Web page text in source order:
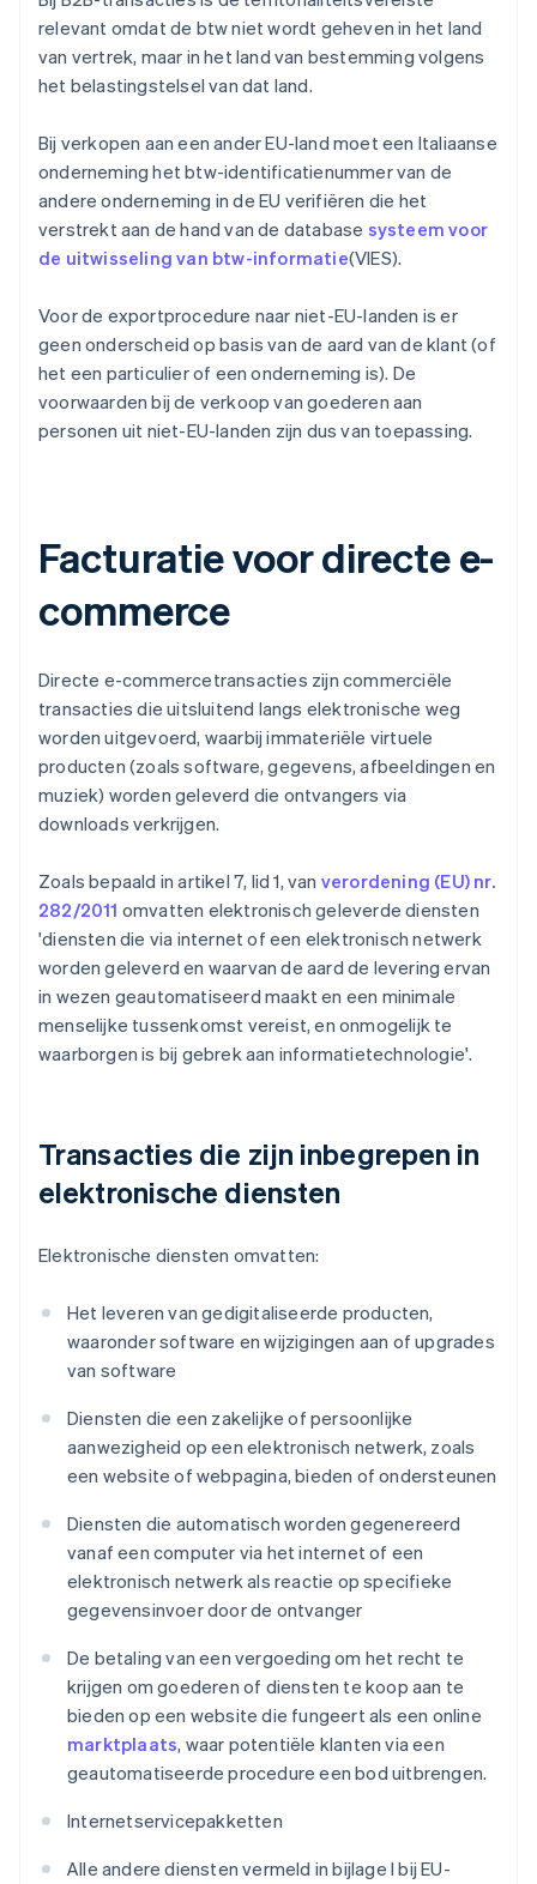
relevant omdat de btw niet wordt geheven in het land
van vertrek, maar in het land van bestemming volgens
het belastingstelsel van dat land.
Bij verkopen aan een ander EU-land moet een Italiaanse
onderneming het btw-identificatienummer van de
andere onderneming in de EU verifiëren die het
verstrekt aan de hand van de database systeem voor
de uitwisseling van btw-informatie(VIES).
Voor de exportprocedure naar niet-EU-landen is er
geen onderscheid op basis van de aard van de klant (of
het een particulier of een onderneming is). De
voorwaarden bij de verkoop van goederen aan
personen uit niet-EU-landen zijn dus van toepassing.
Facturatie voor directe e-
commerce
Directe e-commercetransacties zijn commerciële
transacties die uitsluitend langs elektronische weg
worden uitgevoerd, waarbij immateriële virtuele
producten (zoals software, gegevens, afbeeldingen en
muziek) worden geleverd die ontvangers via
downloads verkrijgen.
Zoals bepaald in artikel 7, lid 1, van verordening (EU) nr.
282/2011 omvatten elektronisch geleverde diensten
'diensten die via internet of een elektronisch netwerk
worden geleverd en waarvan de aard de levering ervan
in wezen geautomatiseerd maakt en een minimale
menselijke tussenkomst vereist, en onmogelijk te
waarborgen is bij gebrek aan informatietechnologie'.
Transacties die zijn inbegrepen in
elektronische diensten
Elektronische diensten omvatten:
Het leveren van gedigitaliseerde producten,
waaronder software en wijzigingen aan of upgrades
van software
Diensten die een zakelijke of persoonlijke
aanwezigheid op een elektronisch netwerk, zoals
een website of webpagina, bieden of ondersteunen
Diensten die automatisch worden gegenereerd
vanaf een computer via het internet of een
elektronisch netwerk als reactie op specifieke
gegevensinvoer door de ontvanger
De betaling van een vergoeding om het recht te
krijgen om goederen of diensten te koop aan te
bieden op een website die fungeert als een online
marktplaats, waar potentiële klanten via een
geautomatiseerde procedure een bod uitbrengen.
Internetservicepakketten
Alle andere diensten vermeld in bijlage I bij EU-